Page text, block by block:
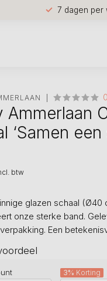
7 dagen per
Ammerlaan
‘Samen
btw
glazen schaal
onze sterke band.
Een
3% Korting